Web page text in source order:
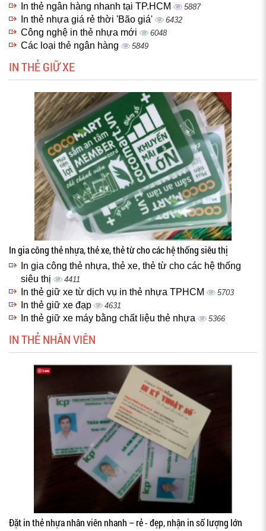
In thẻ ngân hàng nhanh tại TP.HCM 5887
In thẻ nhựa giá rẻ thời 'Bão giá' 6432
Công nghệ in thẻ nhựa mới 6048
Các loại thẻ ngân hàng 5849
IN THẺ GIỮ XE
In gia công thẻ nhựa, thẻ xe, thẻ từ cho các hệ thống siêu thị
In gia công thẻ nhựa, thẻ xe, thẻ từ cho các hệ thống
siêu thị
4411
In thẻ giữ xe từ dịch vụ in thẻ nhựa TPHCM 5703
In thẻ giữ xe đạp 4631
In thẻ giữ xe máy bằng chất liệu thẻ nhựa 5366
IN THẺ NHÂN VIÊN
Đặt in thẻ nhựa nhân viên nhanh – rẻ - đẹp, nhận in số lượng lớn